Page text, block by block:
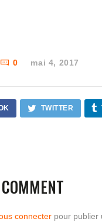
0 mai 4, 2017
TWITTER
connecter pour publier